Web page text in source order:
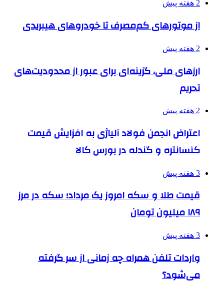
2 هفته پیش
از موتورهای کم‌مصرف تا خودروهای هیبریدی
2 هفته پیش
ارزهای ملی، گزینه‌ای برای عبور از محدودیت‌های
تحریم
2 هفته پیش
اعتراض انجمن فولاد آلیاژی به افزایش قیمت
کنسانتره و گندله در بورس کالا
3 هفته پیش
قیمت طلا و سکه امروز یک مرداد؛ سکه در مرز
۱۸۹ میلیون تومان
3 هفته پیش
واردات تلفن همراه چه زمانی از سر گرفته
می‌شود؟